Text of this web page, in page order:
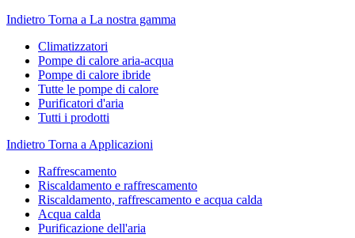
Indietro Torna a La nostra gamma
Climatizzatori
Pompe di calore aria-acqua
Pompe di calore ibride
Tutte le pompe di calore
Purificatori d'aria
Tutti i prodotti
Indietro Torna a Applicazioni
Raffrescamento
Riscaldamento e raffrescamento
Riscaldamento, raffrescamento e acqua calda
Acqua calda
Purificazione dell'aria